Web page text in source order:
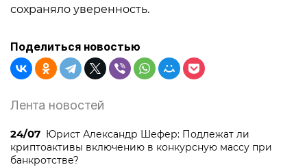
сохраняло уверенность.
Поделиться новостью
Лента новостей
24/07 Юрист Александр Шефер: Подлежат ли
криптоактивы включению в конкурсную массу при
банкротстве?